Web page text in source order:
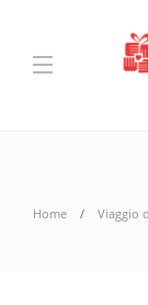
Home Viaggio